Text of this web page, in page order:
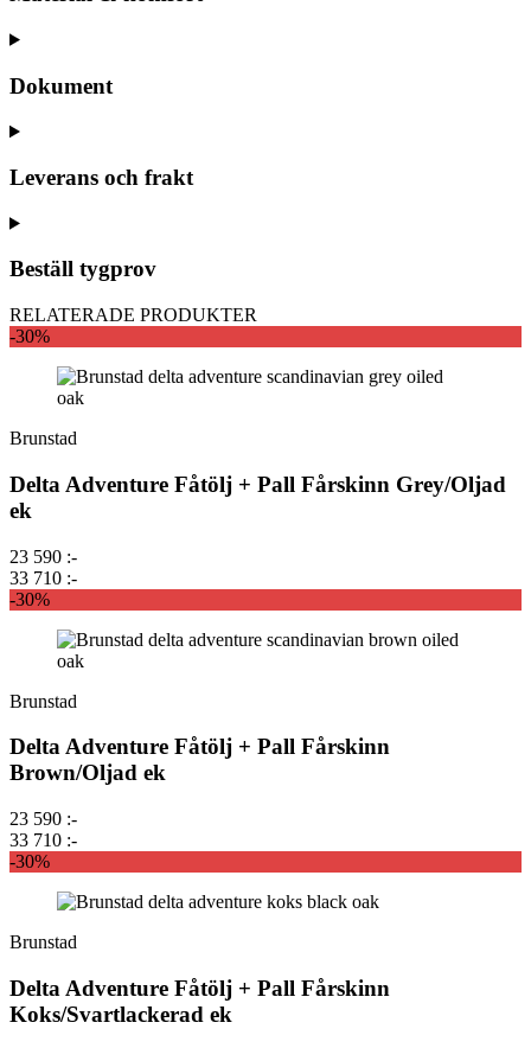
Dokument
Leverans och frakt
Beställ tygprov
RELATERADE PRODUKTER
-30%
Brunstad
Delta Adventure Fåtölj + Pall Fårskinn Grey/Oljad
ek
23 590 :-
33 710 :-
-30%
Brunstad
Delta Adventure Fåtölj + Pall Fårskinn
Brown/Oljad ek
23 590 :-
33 710 :-
-30%
Brunstad
Delta Adventure Fåtölj + Pall Fårskinn
Koks/Svartlackerad ek